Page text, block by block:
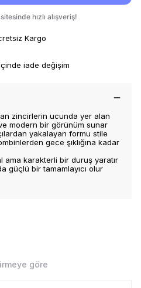
Kargo
iade değişim
zincirlerin ucunda yer alan
modern bir görünüm sunar
yakalayan formu stile
gece şıklığına kadar
ama karakterli bir duruş yaratır
güçlü bir tamamlayıcı olur
göre